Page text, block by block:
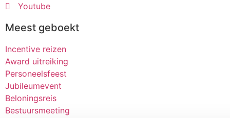
Youtube
Meest geboekt
Incentive reizen
Award uitreiking
Personeelsfeest
Jubileumevent
Beloningsreis
Bestuursmeeting